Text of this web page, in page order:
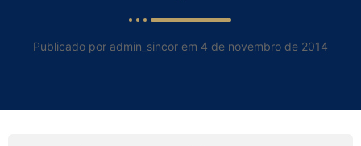
Publicado por admin_sincor em 4 de novembro de 2014